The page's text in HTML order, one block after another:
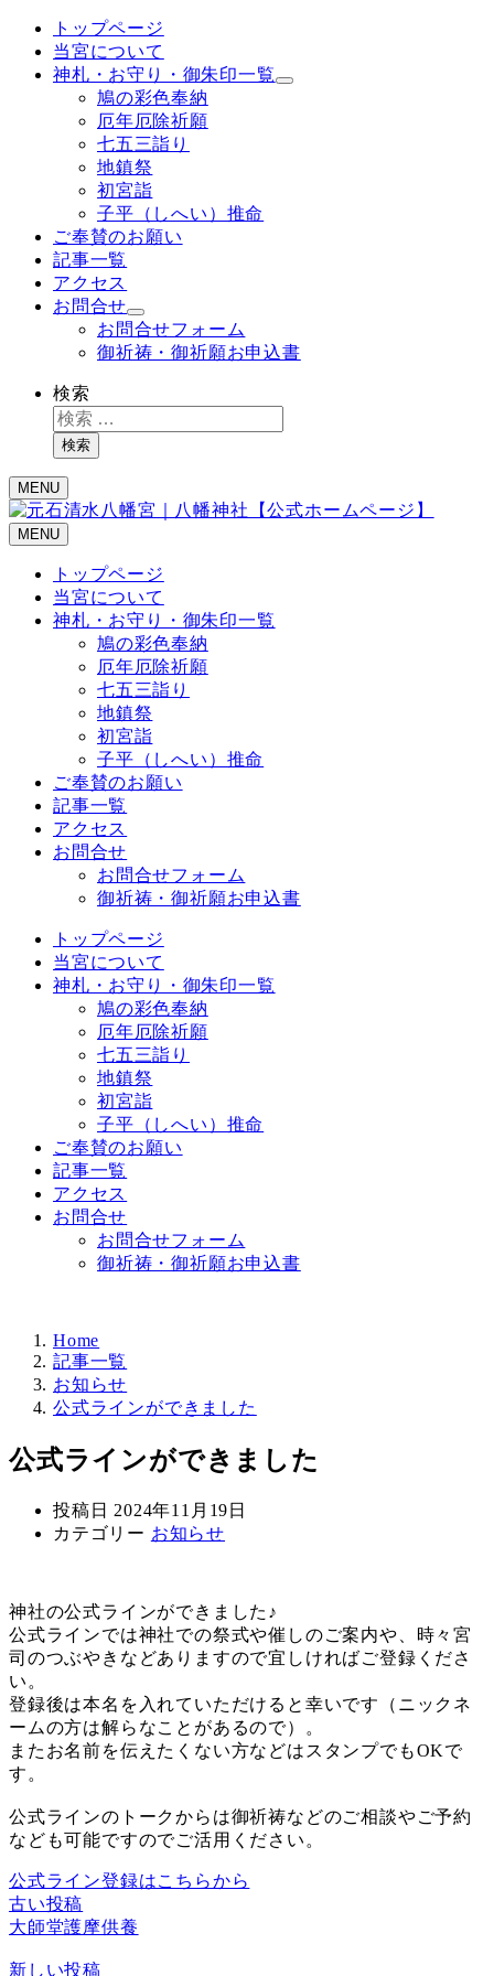
トップページ
当宮について
神札・お守り・御朱印一覧
鳩の彩色奉納
厄年厄除祈願
七五三詣り
地鎮祭
初宮詣
子平（しへい）推命
ご奉賛のお願い
記事一覧
アクセス
お問合せ
お問合せフォーム
御祈祷・御祈願お申込書
検索
検索
MENU
MENU
トップページ
当宮について
神札・お守り・御朱印一覧
鳩の彩色奉納
厄年厄除祈願
七五三詣り
地鎮祭
初宮詣
子平（しへい）推命
ご奉賛のお願い
記事一覧
アクセス
お問合せ
お問合せフォーム
御祈祷・御祈願お申込書
トップページ
当宮について
神札・お守り・御朱印一覧
鳩の彩色奉納
厄年厄除祈願
七五三詣り
地鎮祭
初宮詣
子平（しへい）推命
ご奉賛のお願い
記事一覧
アクセス
お問合せ
お問合せフォーム
御祈祷・御祈願お申込書
Home
記事一覧
お知らせ
公式ラインができました
公式ラインができました
投稿日 2024年11月19日
カテゴリー お知らせ
神社の公式ラインができました♪
公式ラインでは神社での祭式や催しのご案内や、時々宮
司のつぶやきなどありますので宜しければご登録くださ
い。
登録後は本名を入れていただけると幸いです（ニックネ
ームの方は解らなことがあるので）。
またお名前を伝えたくない方などはスタンプでもOKで
す。
公式ラインのトークからは御祈祷などのご相談やご予約
なども可能ですのでご活用ください。
公式ライン登録はこちらから
古い投稿
大師堂護摩供養
新しい投稿